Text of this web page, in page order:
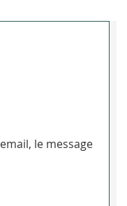
le message